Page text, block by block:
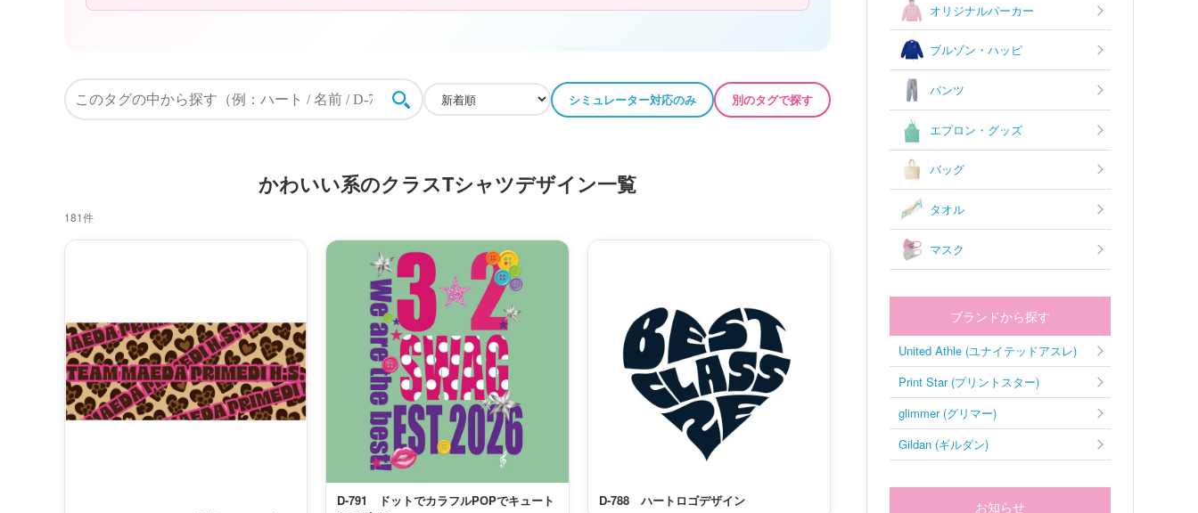
シミュレーター対応のみ 別のタグで探す
かわいい系のクラスTシャツデザイン一覧
181件
D-791 ドットでカラフルPOPでキュート
D-788 ハートロゴデザイン
オリジナルパーカー
ブルゾン・ハッピ
パンツ
エプロン・グッズ
バッグ
タオル
マスク
ブランドから探す
United Athle (ユナイテッドアスレ)
Print Star (プリントスター)
glimmer (グリマー)
Gildan (ギルダン)
お知らせ